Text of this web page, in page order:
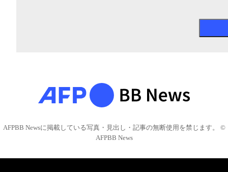
AFPBB Newsに掲載している写真・見出し・記事の無断使用を禁じます。 ©
AFPBB News